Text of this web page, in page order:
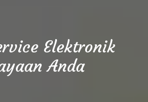
Elektronik
Anda